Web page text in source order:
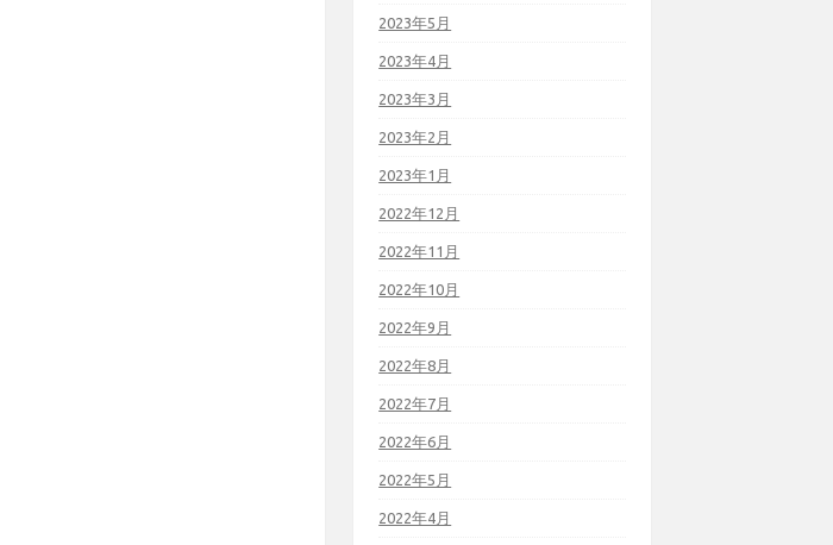
2023年5月
2023年4月
2023年3月
2023年2月
2023年1月
2022年12月
2022年11月
2022年10月
2022年9月
2022年8月
2022年7月
2022年6月
2022年5月
2022年4月